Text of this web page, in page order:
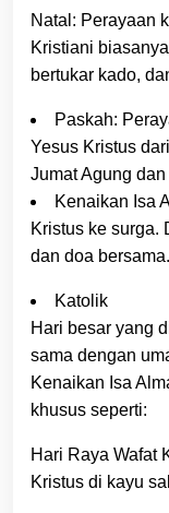
Natal: Perayaan
Kristiani
bertukar kado,
Paskah:
Yesus Kristus
Jumat Agung
Kenaikan Isa
Kristus ke surga.
dan doa bersama.
Katolik
Hari besar yang
sama dengan
Kenaikan Isa
khusus seperti:
Hari Raya Wafat
Kristus di kayu